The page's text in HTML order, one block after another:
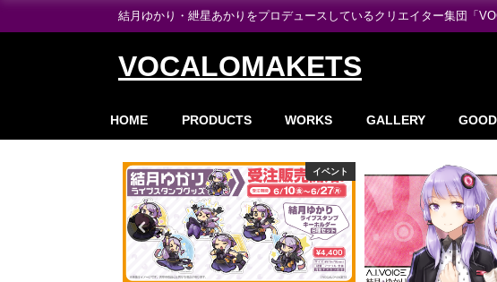
結月ゆかり・紲星あかりをプロデュースしているクリエイター集団「
VOCALOMAKETS
HOME PRODUCTS WORKS GALLERY
製品情報